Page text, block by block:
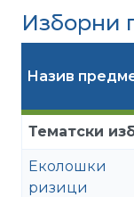
Изборни
Назив
Тематски
Еколошки
ризици